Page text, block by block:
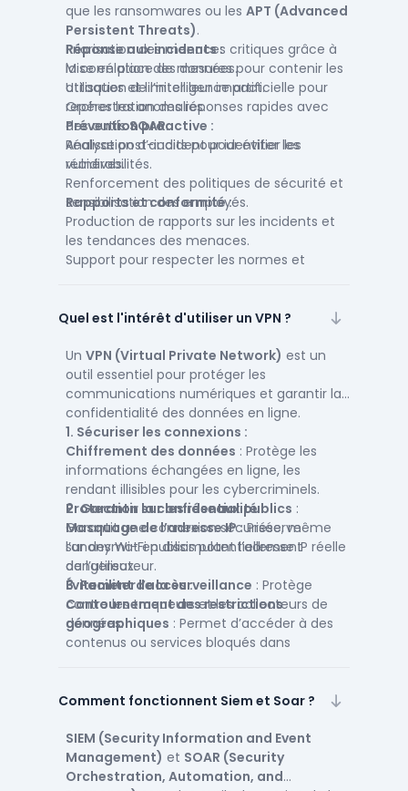
que les ransomwares ou les APT (Advanced
Persistent Threats).
Priorisation des menaces critiques grâce à
la corrélation des données.
Utilisation de l’intelligence artificielle pour
repérer les anomalies.
Réponse aux incidents :
Mise en place de mesures pour contenir les
attaques et limiter leur impact.
Orchestration des réponses rapides avec
des outilsSOAR.
Analyse post-incident pour éviter les
récidives.
Prévention proactive :
Réalisation d’audits pour identifier les
vulnérabilités.
Renforcement des politiques de sécurité et
sensibilisation des employés.
Rapports et conformité :
Production de rapports sur les incidents et
les tendances des menaces.
Support pour respecter les normes et
Quel est l'intérêt d'utiliser un VPN ?
Un VPN (Virtual Private Network) est un
outil essentiel pour protéger les
communications numériques et garantir la
confidentialité des données en ligne.
1. Sécuriser les connexions :
Chiffrement des données : Protège les
informations échangées en ligne, les
rendant illisibles pour les cybercriminels.
Protection sur les réseaux publics :
Garantit une connexion sécurisée, même
sur des Wi-Fi publics potentiellement
dangereux.
2. Garantir la confidentialité :
Masquage de l’adresse IP: Préserve
l’anonymat en dissimulant l’adresse IP réelle
de l’utilisateur.
Évitement de la surveillance : Protège
contre les traqueurs et les collecteurs de
données.
3. Faciliter l’accès :
Contournement des restrictions
géographiques : Permet d’accéder à des
contenus ou services bloqués dans
pour les employés en télétravail accédant à
Comment fonctionnent Siem et Soar ?
SIEM (Security Information and Event
Management) et SOAR (Security
Orchestration, Automation, and